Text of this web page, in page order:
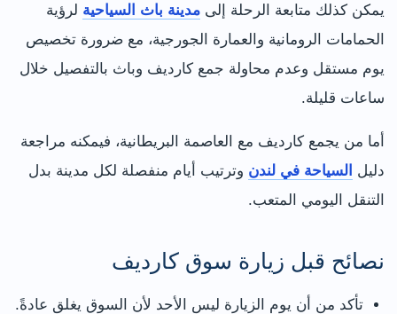
يمكن كذلك متابعة الرحلة إلى مدينة باث السياحية لرؤية
الحمامات الرومانية والعمارة الجورجية، مع ضرورة تخصيص
يوم مستقل وعدم محاولة جمع كارديف وباث بالتفصيل خلال
ساعات قليلة.
أما من يجمع كارديف مع العاصمة البريطانية، فيمكنه مراجعة
دليل السياحة في لندن وترتيب أيام منفصلة لكل مدينة بدل
التنقل اليومي المتعب.
نصائح قبل زيارة سوق كارديف
تأكد من أن يوم الزيارة ليس الأحد لأن السوق يغلق عادةً.